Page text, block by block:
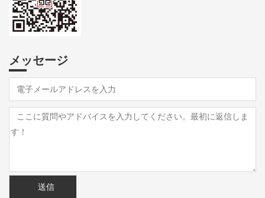
メッセージ